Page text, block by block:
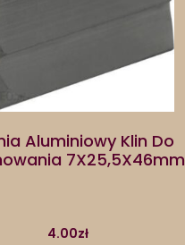
Aluminiowy Klin Do
7X25,5X46mm
4.00zł